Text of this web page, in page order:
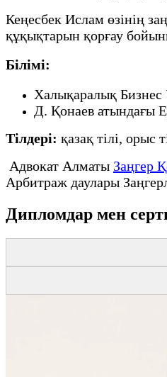
Кеңесбек Ислам өзінің
құқықтарын қорғау
Білімі:
Халықаралық Бизнес
Д. Қонаев атындағы
Тілдері: қазақ тілі, орыс
Адвокат Алматы Заңгер
Арбитраж даулары
Дипломдар мен